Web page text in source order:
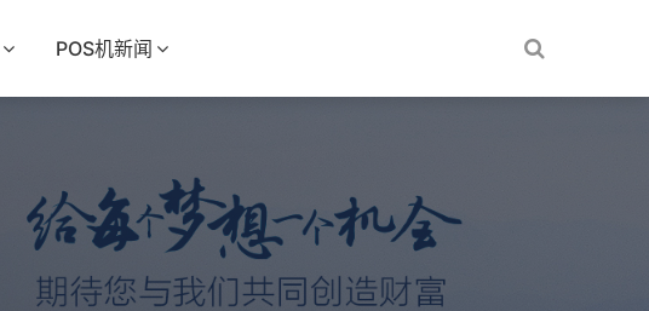
POS机新闻